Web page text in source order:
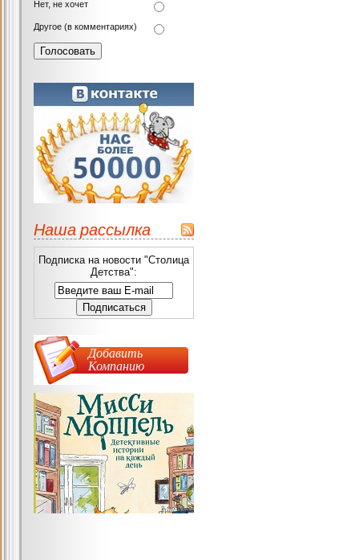
Нет, не хочет
Другое (в комментариях)
Наша рассылка
Подписка на новости "Столица
Детства":
Добавить
Компанию